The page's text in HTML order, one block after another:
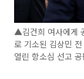
▲김건희 여사에게
로 기소된 김상민
열린 항소심 선고